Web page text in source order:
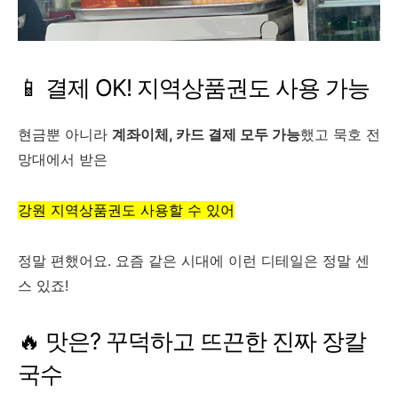
📱 결제 OK! 지역상품권도 사용 가능
현금뿐 아니라 계좌이체, 카드 결제 모두 가능했고 묵호 전
망대에서 받은
강원 지역상품권도 사용할 수 있어
정말 편했어요. 요즘 같은 시대에 이런 디테일은 정말 센
스 있죠!
🔥 맛은? 꾸덕하고 뜨끈한 진짜 장칼
국수